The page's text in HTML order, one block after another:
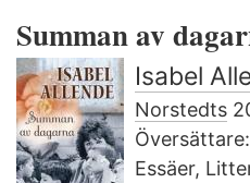
Summan av
Isabel
Norstedts
Översättare:
Essäer,